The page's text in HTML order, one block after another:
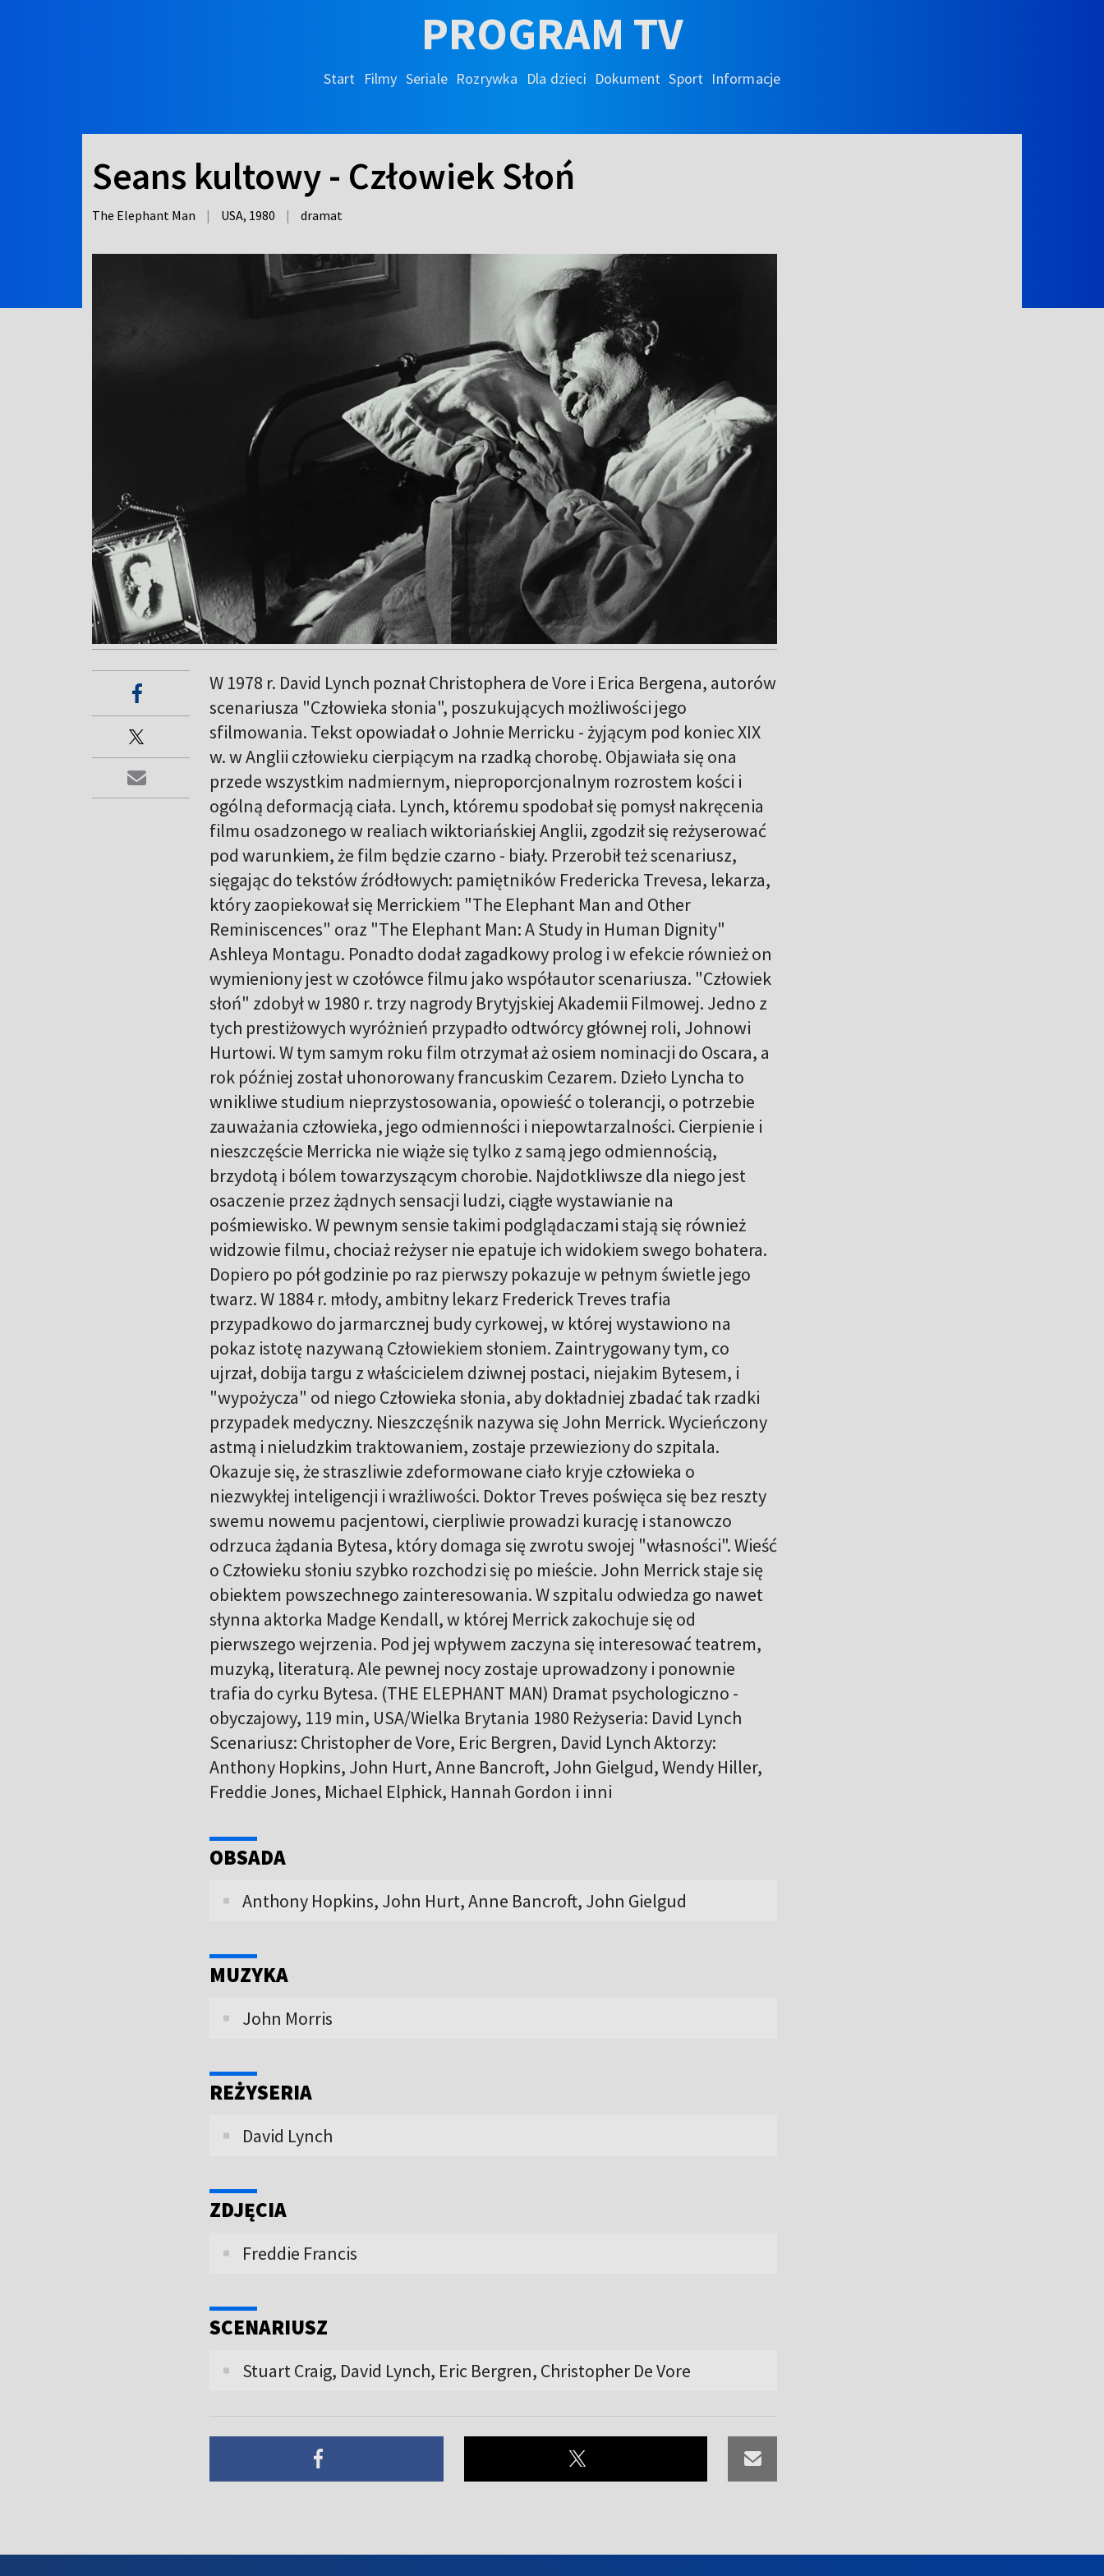
PROGRAM TV
Start Filmy Seriale Rozrywka Dla dzieci Dokument Sport Informacje
Seans kultowy - Człowiek Słoń
The Elephant Man | USA, 1980 | dramat
W 1978 r. David Lynch poznał Christophera de Vore i Erica Bergena, autorów
scenariusza "Człowieka słonia", poszukujących możliwości jego
sfilmowania. Tekst opowiadał o Johnie Merricku - żyjącym pod koniec XIX
w. w Anglii człowieku cierpiącym na rzadką chorobę. Objawiała się ona
przede wszystkim nadmiernym, nieproporcjonalnym rozrostem kości i
ogólną deformacją ciała. Lynch, któremu spodobał się pomysł nakręcenia
filmu osadzonego w realiach wiktoriańskiej Anglii, zgodził się reżyserować
pod warunkiem, że film będzie czarno - biały. Przerobił też scenariusz,
sięgając do tekstów źródłowych: pamiętników Fredericka Trevesa, lekarza,
który zaopiekował się Merrickiem "The Elephant Man and Other
Reminiscences" oraz "The Elephant Man: A Study in Human Dignity"
Ashleya Montagu. Ponadto dodał zagadkowy prolog i w efekcie również on
wymieniony jest w czołówce filmu jako współautor scenariusza. "Człowiek
słoń" zdobył w 1980 r. trzy nagrody Brytyjskiej Akademii Filmowej. Jedno z
tych prestiżowych wyróżnień przypadło odtwórcy głównej roli, Johnowi
Hurtowi. W tym samym roku film otrzymał aż osiem nominacji do Oscara, a
rok później został uhonorowany francuskim Cezarem. Dzieło Lyncha to
wnikliwe studium nieprzystosowania, opowieść o tolerancji, o potrzebie
zauważania człowieka, jego odmienności i niepowtarzalności. Cierpienie i
nieszczęście Merricka nie wiąże się tylko z samą jego odmiennością,
brzydotą i bólem towarzyszącym chorobie. Najdotkliwsze dla niego jest
osaczenie przez żądnych sensacji ludzi, ciągłe wystawianie na
pośmiewisko. W pewnym sensie takimi podglądaczami stają się również
widzowie filmu, chociaż reżyser nie epatuje ich widokiem swego bohatera.
Dopiero po pół godzinie po raz pierwszy pokazuje w pełnym świetle jego
twarz. W 1884 r. młody, ambitny lekarz Frederick Treves trafia
przypadkowo do jarmarcznej budy cyrkowej, w której wystawiono na
pokaz istotę nazywaną Człowiekiem słoniem. Zaintrygowany tym, co
ujrzał, dobija targu z właścicielem dziwnej postaci, niejakim Bytesem, i
"wypożycza" od niego Człowieka słonia, aby dokładniej zbadać tak rzadki
przypadek medyczny. Nieszczęśnik nazywa się John Merrick. Wycieńczony
astmą i nieludzkim traktowaniem, zostaje przewieziony do szpitala.
Okazuje się, że straszliwie zdeformowane ciało kryje człowieka o
niezwykłej inteligencji i wrażliwości. Doktor Treves poświęca się bez reszty
swemu nowemu pacjentowi, cierpliwie prowadzi kurację i stanowczo
odrzuca żądania Bytesa, który domaga się zwrotu swojej "własności". Wieść
o Człowieku słoniu szybko rozchodzi się po mieście. John Merrick staje się
obiektem powszechnego zainteresowania. W szpitalu odwiedza go nawet
słynna aktorka Madge Kendall, w której Merrick zakochuje się od
pierwszego wejrzenia. Pod jej wpływem zaczyna się interesować teatrem,
muzyką, literaturą. Ale pewnej nocy zostaje uprowadzony i ponownie
trafia do cyrku Bytesa. (THE ELEPHANT MAN) Dramat psychologiczno -
obyczajowy, 119 min, USA/Wielka Brytania 1980 Reżyseria: David Lynch
Scenariusz: Christopher de Vore, Eric Bergren, David Lynch Aktorzy:
Anthony Hopkins, John Hurt, Anne Bancroft, John Gielgud, Wendy Hiller,
Freddie Jones, Michael Elphick, Hannah Gordon i inni
OBSADA
Anthony Hopkins, John Hurt, Anne Bancroft, John Gielgud
MUZYKA
John Morris
REŻYSERIA
David Lynch
ZDJĘCIA
Freddie Francis
SCENARIUSZ
Stuart Craig, David Lynch, Eric Bergren, Christopher De Vore